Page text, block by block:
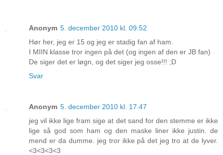
Anonym 5. december 2010 kl. 09.52
Hør her, jeg er 15 og jeg er stadig fan af ham.
I MIIN klasse tror ingen på det (og ingen af den er JB fan)
De siger det er løgn, og det siger jeg osse!!! ;D
Svar
Anonym 5. december 2010 kl. 17.47
jeg vil ikke lige fram sige at det sand for den stemme er ikke
lige så god som ham og den maske liner ikke justin. de
mend er da dumme. jeg tror ikke på det jeg tro at de lyver.
<3<3<3<3